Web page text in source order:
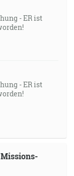
- ER ist
- ER ist
Missions-